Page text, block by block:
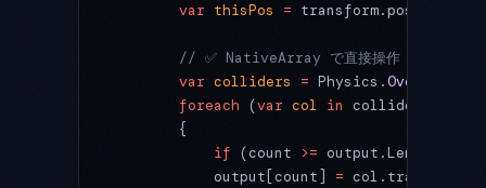
        var
thisPos = transform.position;
        // ✅ NativeArray で直接操作（GC なし）
        var
colliders = Physics.
        foreach
(var col in colliders)
        {
            if
(count >= output.Length)
            output[count]
=